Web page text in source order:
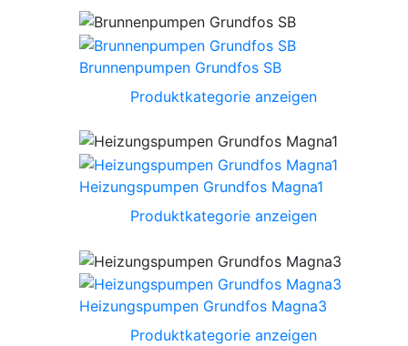
Brunnenpumpen Grundfos SB
Produktkategorie anzeigen
Heizungspumpen Grundfos Magna1
Produktkategorie anzeigen
Heizungspumpen Grundfos Magna3
Produktkategorie anzeigen